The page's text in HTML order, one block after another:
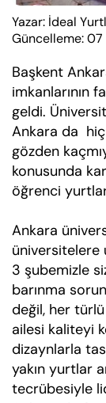
Yazar: İdeal
Güncelleme: 07
Başkent
imkanlarının
geldi.
Ankara da
gözden
konusunda
öğrenci
Ankara
üniversitelere
3 şubemizle
barınma
değil, her
ailesi kaliteyi
dizaynlarla
yakın yurtlar
tecrübesiyle